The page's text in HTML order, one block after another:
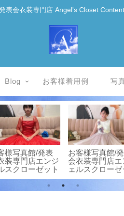
表会衣装専門店 Angel's Closet
Blog お客様着用例 写
様写真館/発表
装専門店エンジ
スクローゼット
お客様写真館/
会衣装専門店エ
ェルスクローゼ